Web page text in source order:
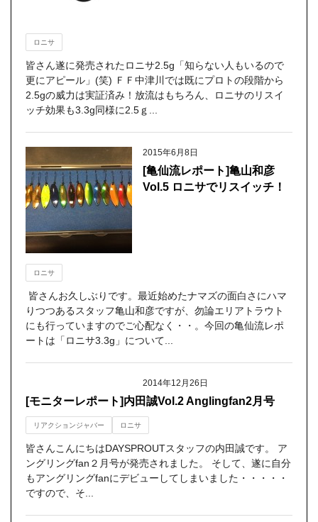
ロニサ
皆さん遂に発売されたロニサ2.5g「知らない人もいるので
更にアピール」(笑) ＦＦ中津川では既にプロトの段階から
2.5gの威力は実証済み！放流はもちろん、ロニサのリスイ
ッチ効果も3.3g同様に2.5ｇ...
2015年6月8日
[亀仙流レポート]亀山和彦
Vol.5 ロニサでリスイッチ！
ロニサ
皆さんお久しぶりです。最近始めたナマズの面白さにハマ
りつつあるスタッフ亀山和彦ですが、勿論エリアトラウト
にも行っていますのでご心配なく・・。今回の亀仙流レポ
ートは「ロニサ3.3g」について...
2014年12月26日
[モニターレポート]内田誠Vol.2 Anglingfan2月号
リアクションジャバー ロニサ
皆さんこんにちはDAYSPROUTスタッフの内田誠です。 ア
ングリングfan２月号が発売されました。 そして、遂に自分
もアングリングfanにデビューしてしまいました・・・・・
ですので、そ...